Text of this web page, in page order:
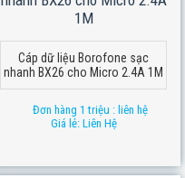
1M
Cáp dữ liệu Borofone sạc
nhanh BX26 cho Micro 2.4A 1M
Đơn hàng 1 triệu : liên hệ
Giá lẻ: Liên Hệ